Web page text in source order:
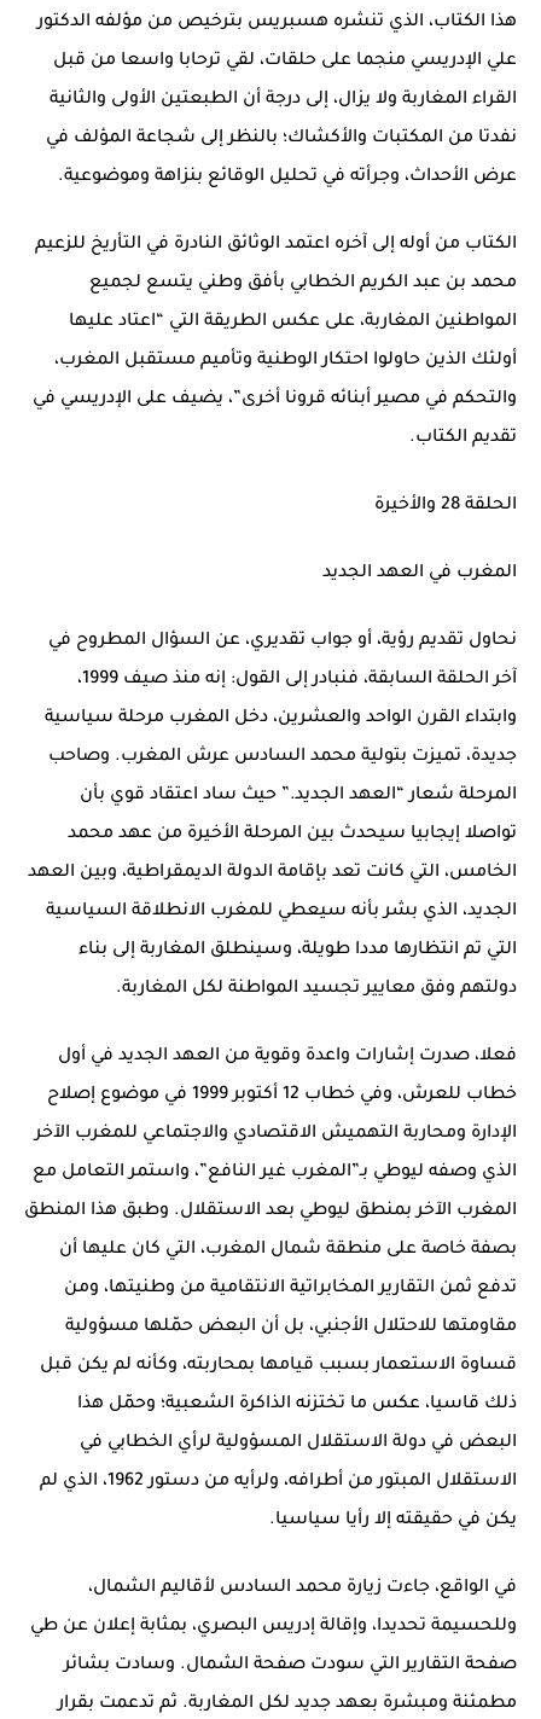
هذا الكتاب، الذي تنشره هسبريس بترخيص من مؤلفه الدكتور
علي الإدريسي منجما على حلقات، لقي ترحابا واسعا من قبل
القراء المغاربة ولا يزال، إلى درجة أن الطبعتين الأولى والثانية
نفدتا من المكتبات والأكشاك؛ بالنظر إلى شجاعة المؤلف في
عرض الأحداث، وجرأته في تحليل الوقائع بنزاهة وموضوعية.
الكتاب من أوله إلى آخره اعتمد الوثائق النادرة في التأريخ للزعيم
محمد بن عبد الكريم الخطابي بأفق وطني يتسع لجميع
المواطنين المغاربة، على عكس الطريقة التي “اعتاد عليها
أولئك الذين حاولوا احتكار الوطنية وتأميم مستقبل المغرب،
والتحكم في مصير أبنائه قرونا أخرى”، يضيف على الإدريسي في
تقديم الكتاب.
الحلقة 28 والأخيرة
المغرب في العهد الجديد
نحاول تقديم رؤية، أو جواب تقديري، عن السؤال المطروح في
آخر الحلقة السابقة، فنبادر إلى القول: إنه منذ صيف 1999،
وابتداء القرن الواحد والعشرين، دخل المغرب مرحلة سياسية
جديدة، تميزت بتولية محمد السادس عرش المغرب. وصاحب
المرحلة شعار “العهد الجديد.” حيث ساد اعتقاد قوي بأن
تواصلا إيجابيا سيحدث بين المرحلة الأخيرة من عهد محمد
الخامس، التي كانت تعد بإقامة الدولة الديمقراطية، وبين العهد
الجديد، الذي بشر بأنه سيعطي للمغرب الانطلاقة السياسية
التي تم انتظارها مددا طويلة، وسينطلق المغاربة إلى بناء
دولتهم وفق معايير تجسيد المواطنة لكل المغاربة.
فعلا، صدرت إشارات واعدة وقوية من العهد الجديد في أول
خطاب للعرش، وفي خطاب 12 أكتوبر 1999 في موضوع إصلاح
الإدارة ومحاربة التهميش الاقتصادي والاجتماعي للمغرب الآخر
الذي وصفه ليوطي بـ”المغرب غير النافع”، واستمر التعامل مع
المغرب الآخر بمنطق ليوطي بعد الاستقلال. وطبق هذا المنطق
بصفة خاصة على منطقة شمال المغرب، التي كان عليها أن
تدفع ثمن التقارير المخابراتية الانتقامية من وطنيتها، ومن
مقاومتها للاحتلال الأجنبي، بل أن البعض حمّلها مسؤولية
قساوة الاستعمار بسبب قيامها بمحاربته، وكأنه لم يكن قبل
ذلك قاسيا، عكس ما تختزنه الذاكرة الشعبية؛ وحمّل هذا
البعض في دولة الاستقلال المسؤولية لرأي الخطابي في
الاستقلال المبتور من أطرافه، ولرأيه من دستور 1962، الذي لم
يكن في حقيقته إلا رأيا سياسيا.
في الواقع، جاءت زيارة محمد السادس لأقاليم الشمال،
وللحسيمة تحديدا، وإقالة إدريس البصري، بمثابة إعلان عن طي
صفحة التقارير التي سودت صفحة الشمال. وسادت بشائر
مطمئنة ومبشرة بعهد جديد لكل المغاربة. ثم تدعمت بقرار